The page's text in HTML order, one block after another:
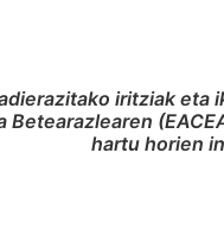
iritziak
hartu horien